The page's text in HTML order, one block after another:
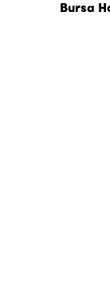
Bursa